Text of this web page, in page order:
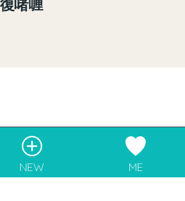
郵至 info@rebeaute.hk
啫喱
NEW ME